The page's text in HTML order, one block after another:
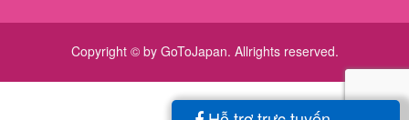
Copyright © by GoToJapan. Allrights reserved.